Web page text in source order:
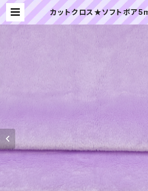
カットクロス★ソフトボア
ンダー)LB012 ボア生地
5cm | ぬいぐるみの生地やさ